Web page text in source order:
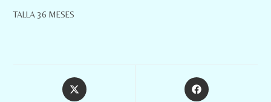
TALLA 36 MESES